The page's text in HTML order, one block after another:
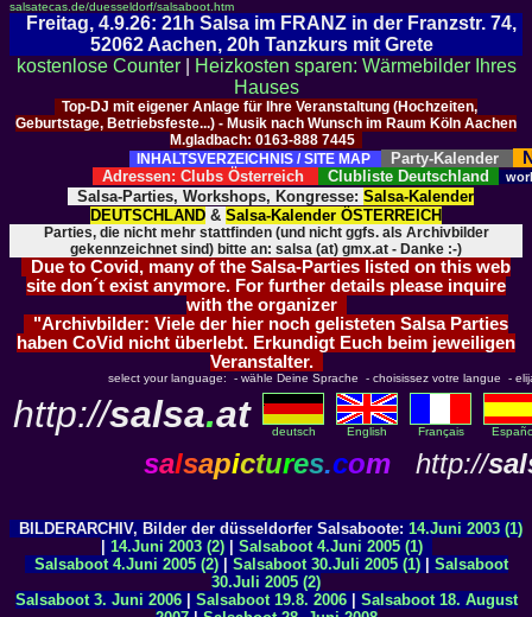
salsatecas.de/duesseldorf/salsaboot.htm
Freitag, 4.9.26: 21h Salsa im FRANZ in der Franzstr. 74,
52062 Aachen, 20h Tanzkurs mit Grete
kostenlose Counter|
Heizkosten sparen: Wärmebilder Ihres
Hauses
Top-DJ mit eigener Anlage für Ihre Veranstaltung (Hochzeiten,
Geburtstage, Betriebsfeste...) - Musik nach Wunsch im Raum Köln Aachen
M.gladbach: 0163-888 7445
INHALTSVERZEICHNIS / SITE MAP
Party-Kalender
Adressen: Clubs Österreich Clubliste Deutschland
Salsa-Parties, Workshops, Kongresse: Salsa-Kalender
DEUTSCHLAND & Salsa-Kalender ÖSTERREICH
Parties, die nicht mehr stattfinden (und nicht ggfs. als Archivbilder
gekennzeichnet sind) bitte an: salsa (at) gmx.at - Danke :-)
Due to Covid, many of the Salsa-Parties listed on this web
site don´t exist anymore. For further details please inquire
with the organizer
"Archivbilder: Viele der hier noch gelisteten Salsa Parties
haben CoVid nicht überlebt. Erkundigt Euch beim jeweiligen
Veranstalter.
select your language: - wähle Deine Sprache - choisissez votre langue -
http://salsa.at deutsch English Français
salsapictures.com http://
BILDERARCHIV, Bilder der düsseldorfer Salsaboote: 14.Juni 2003 (1)
14.Juni 2003 (2)| Salsaboot 4.Juni 2005 (1)
Salsaboot 4.Juni 2005 (2)| Salsaboot 30.Juli 2005 (1)| Salsaboot
30.Juli 2005 (2)
Salsaboot 3. Juni 2006
Salsaboot 19.8. 2006
Salsaboot 18. August